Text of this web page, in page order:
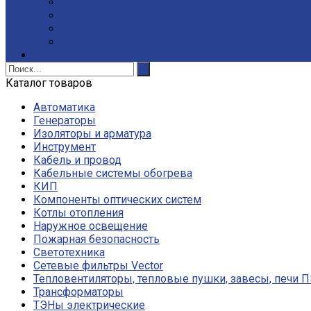
Каталог товаров
Автоматика
Генераторы
Изоляторы и арматура
Инструмент
Кабель и провод
Кабельные системы обогрева
КИП
Компоненты оптических систем
Котлы отопления
Наружное освещение
Пожарная безопасность
Светотехника
Сетевые фильтры Vector
Тепловентиляторы, тепловые пушки, завесы, печи
Трансформаторы
ТЭНы электрические